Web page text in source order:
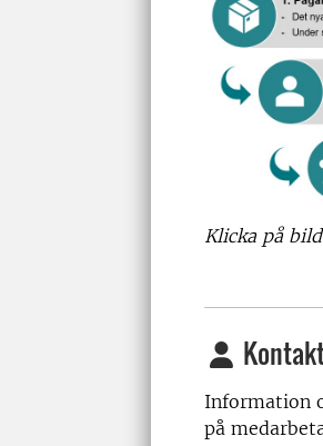
Klicka på
Information
på